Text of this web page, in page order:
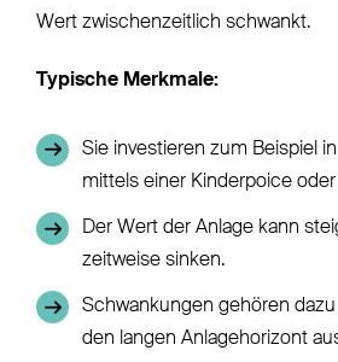
Wert zwischenzeitlich schwankt.
Typische Merkmale:
Sie investieren zum Beispiel
mittels einer Kinderpoice
Der Wert der Anlage kann
zeitweise sinken.
Schwankungen gehören
den langen Anlagehorizont